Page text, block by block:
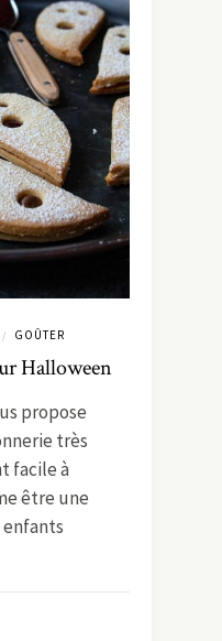
/ GOÛTER
Halloween
propose
très
facile à
être une